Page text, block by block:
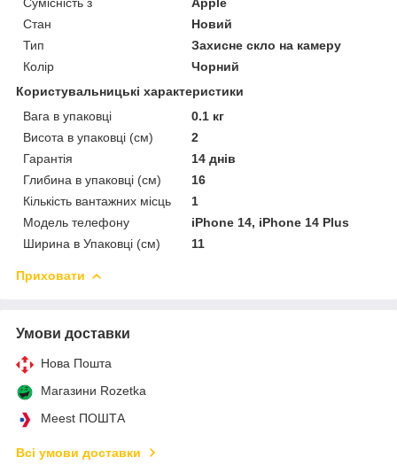
Стан
Новий
Тип
Захисне скло на камеру
Колір
Чорний
Користувальницькі характеристики
Вага в упаковці
0.1 кг
Висота в упаковці (см)
2
Гарантія
14 днів
Глибина в упаковці (см)
16
Кількість вантажних місць
1
Модель телефону
iPhone 14, iPhone 14 Plus
Ширина в Упаковці (см)
11
Приховати
Умови доставки
Нова Пошта
Магазини Rozetka
Meest ПОШТА
Всі умови доставки